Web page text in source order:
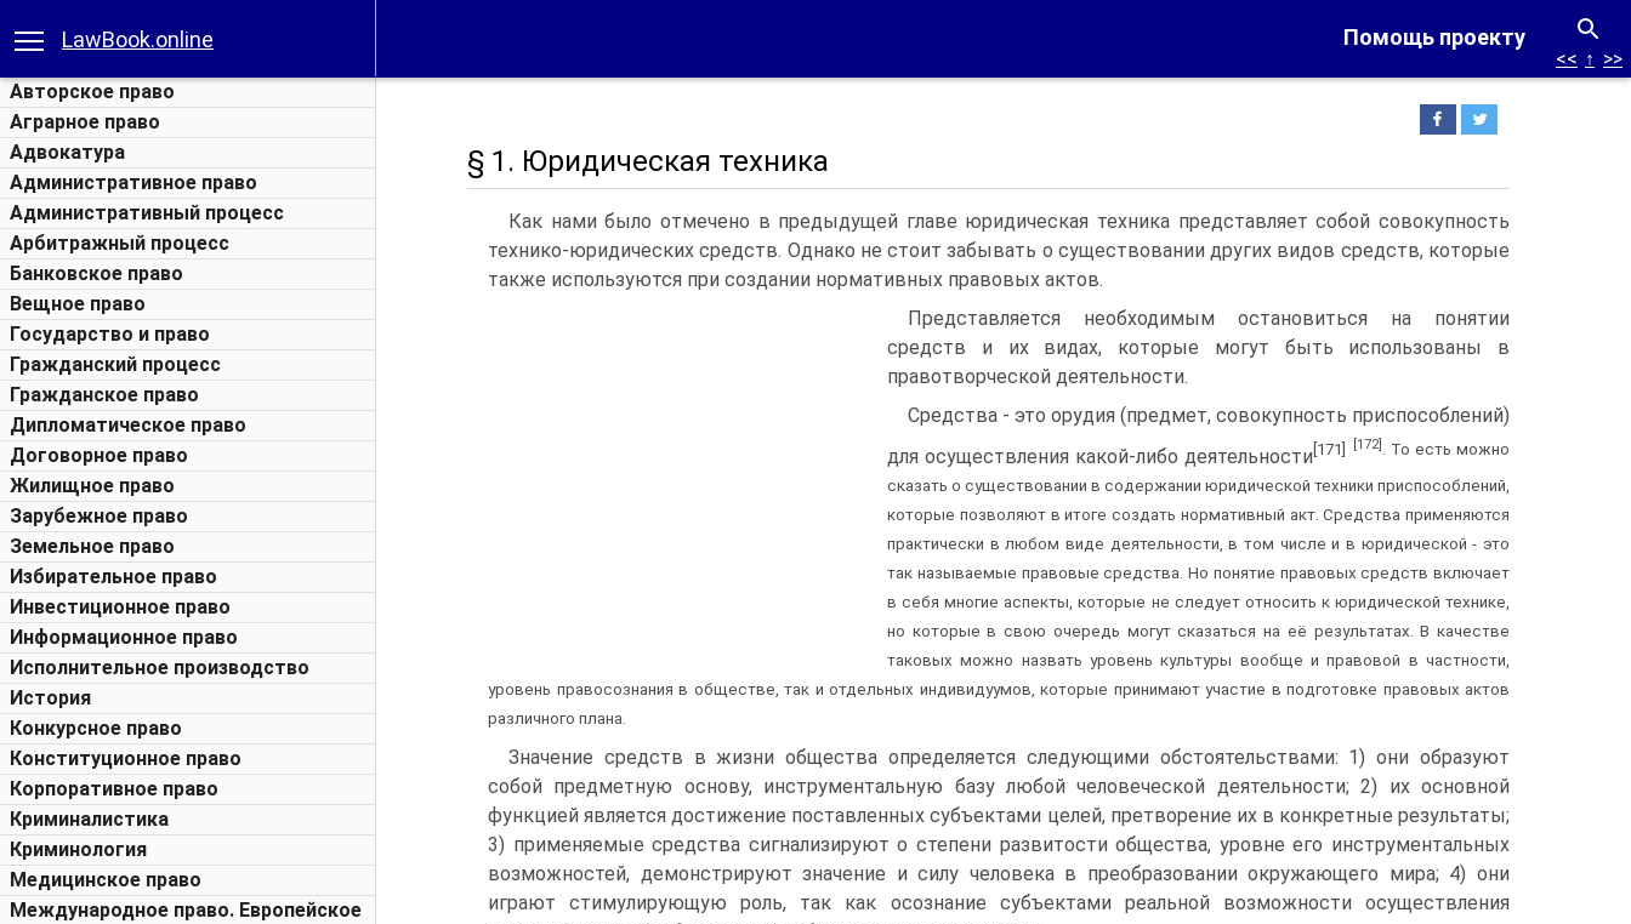
Помощь проекту
LawBook.online
Авторское право
Аграрное право
Адвокатура
Административное право
Административный процесс
Арбитражный процесс
Банковское право
Вещное право
Государство и право
Гражданский процесс
Гражданское право
Дипломатическое право
Договорное право
Жилищное право
Зарубежное право
Земельное право
Избирательное право
Инвестиционное право
Информационное право
Исполнительное производство
История
Конкурсное право
Конституционное право
Корпоративное право
Криминалистика
Криминология
Медицинское право
Международное право. Европейское
<< ↑ >>
§ 1. Юридическая техника
Как нами было отмечено в предыдущей главе юридическая техника представляет собой совокупность
технико-юридических средств. Однако не стоит забывать о существовании других видов средств, которые
также используются при создании нормативных правовых актов.
Представляется необходимым остановиться на понятии
средств и их видах, которые могут быть использованы в
правотворческой деятельности.
Средства - это орудия (предмет, совокупность приспособлений)
для осуществления какой-либо деятельности [171] [172] . То есть можно
сказать о существовании в содержании юридической техники приспособлений,
которые позволяют в итоге создать нормативный акт. Средства применяются
практически в любом виде деятельности, в том числе и в юридической - это
так называемые правовые средства. Но понятие правовых средств включает
в себя многие аспекты, которые не следует относить к юридической технике,
но которые в свою очередь могут сказаться на её результатах. В качестве
таковых можно назвать уровень культуры вообще и правовой в частности,
уровень правосознания в обществе, так и отдельных индивидуумов, которые принимают участие в подготовке правовых актов
различного плана.
Значение средств в жизни общества определяется следующими обстоятельствами: 1) они образуют
собой предметную основу, инструментальную базу любой человеческой деятельности; 2) их основной
функцией является достижение поставленных субъектами целей, претворение их в конкретные результаты;
3) применяемые средства сигнализируют о степени развитости общества, уровне его инструментальных
возможностей, демонстрируют значение и силу человека в преобразовании окружающего мира; 4) они
играют стимулирующую роль, так как осознание субъектами реальной возможности осуществления